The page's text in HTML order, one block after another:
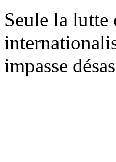
Seule la
impasse